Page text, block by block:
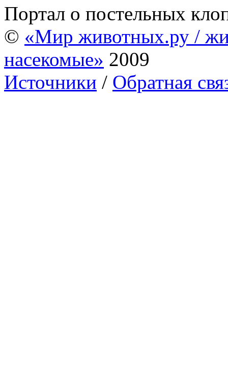
Портал о постельных
© «Мир животных.ру /
насекомые» 2009
Источники / Обратная